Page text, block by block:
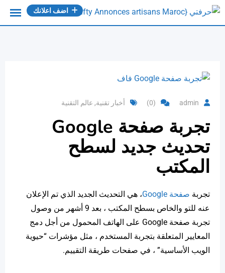
Skip
اضف اعلانك
admin
(0) أخبار تقنية, عالم التقنية
تجربة صفحة Google
تحديث جديد لسطح
المكتب
تجربة صفحة Google
، هي التحديث الجديد الذي تم الإعلان
عنه للتو والخاص بسطح المكتب ، بعد 9 أشهر من وصول
تجربة صفحة Google على الهاتف المحمول من أجل دمج
المعايير المتعلقة بتجربة المستخدم ، مثل مؤشرات “حيوية
الويب الأساسية” ، في صفحات طريقة التقييم.